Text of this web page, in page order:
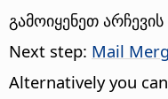
გამოიყენეთ
Next step: Mail
Alternatively you